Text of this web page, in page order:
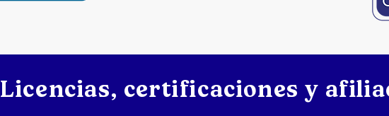
Licencias, certificaciones y